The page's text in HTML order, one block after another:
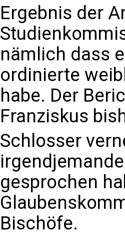
Ergebnis der
nämlich dass
ordinierte
habe. Der
Franziskus
Schlosser
gesprochen
Bischöfe.